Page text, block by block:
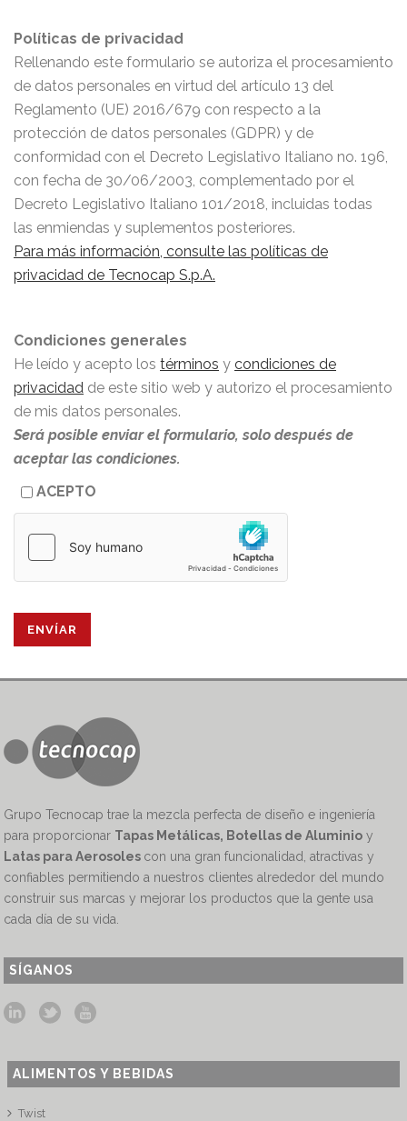
Políticas de privacidad
Rellenando este formulario se autoriza el procesamiento
de datos personales en virtud del artículo 13 del
Reglamento (UE) 2016/679 con respecto a la
protección de datos personales (GDPR) y de
conformidad con el Decreto Legislativo Italiano no. 196,
con fecha de 30/06/2003, complementado por el
Decreto Legislativo Italiano 101/2018, incluidas todas
las enmiendas y suplementos posteriores.
Para más información, consulte las políticas de
privacidad de Tecnocap S.p.A.
Condiciones generales
He leído y acepto los términos y condiciones de
privacidad de este sitio web y autorizo el procesamiento
de mis datos personales.
Será posible enviar el formulario, solo después de
aceptar las condiciones.
ACEPTO
Grupo Tecnocap trae la mezcla perfecta de diseño e ingeniería
para proporcionar Tapas Metálicas, Botellas de Aluminio y
Latas para Aerosoles con una gran funcionalidad, atractivas y
confiables permitiendo a nuestros clientes alrededor del mundo
construir sus marcas y mejorar los productos que la gente usa
cada día de su vida.
SÍGANOS
ALIMENTOS Y BEBIDAS
Twist